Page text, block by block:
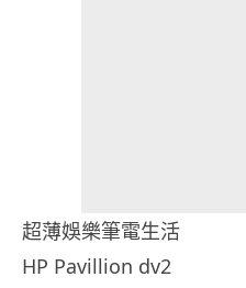
超薄娛樂筆電生活
HP Pavillion dv2